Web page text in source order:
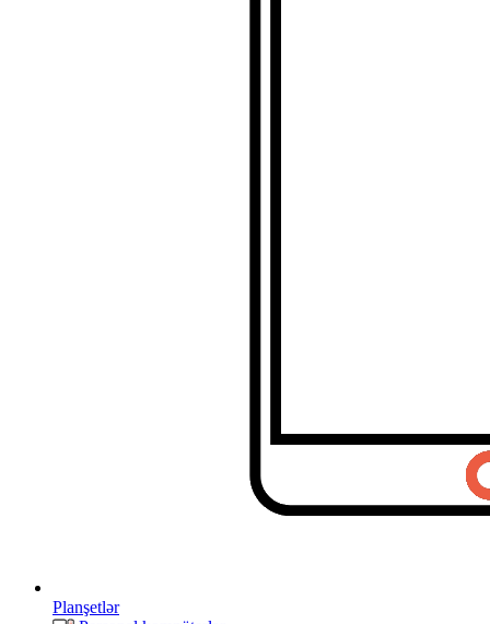
Planşetlər